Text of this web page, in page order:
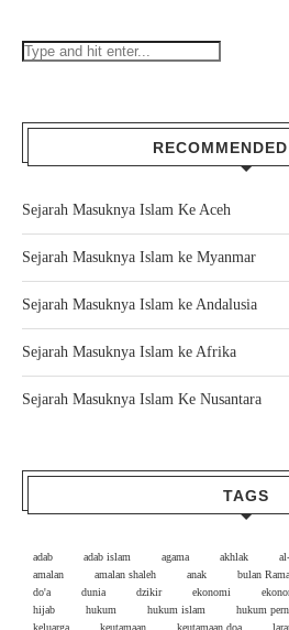
Sejarah Masuknya Islam Ke Aceh
Sejarah Masuknya Islam ke Myanmar
Sejarah Masuknya Islam ke Andalusia
Sejarah Masuknya Islam ke Afrika
Sejarah Masuknya Islam Ke Nusantara
TAGS
adab adab islam agama akhlak
amalan
amalan shaleh anak bulan
do'a
dunia dzikir ekonomi
hijab
hukum hukum islam hukum
keluarga
keutamaan keutamaan doa